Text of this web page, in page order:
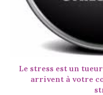
Le stress est un
arrivent à votre